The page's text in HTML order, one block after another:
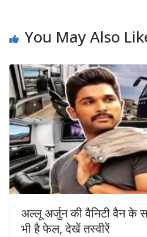
You May Also
अल्लू अर्जुन की वैनिटी वैन के
भी है फेल, देखें तस्वीरें